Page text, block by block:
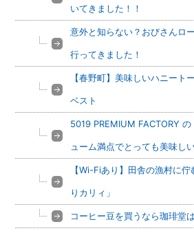
いてきました！！
意外と知らない？おびさんロ
行ってきました！
【春野町】美味しいハニート
ベスト
5019 PREMIUM FACTORY
ューム満点でとっても美味し
【Wi-Fiあり】田舎の漁村に
りカリィ」
コーヒー豆を買うなら珈琲堂